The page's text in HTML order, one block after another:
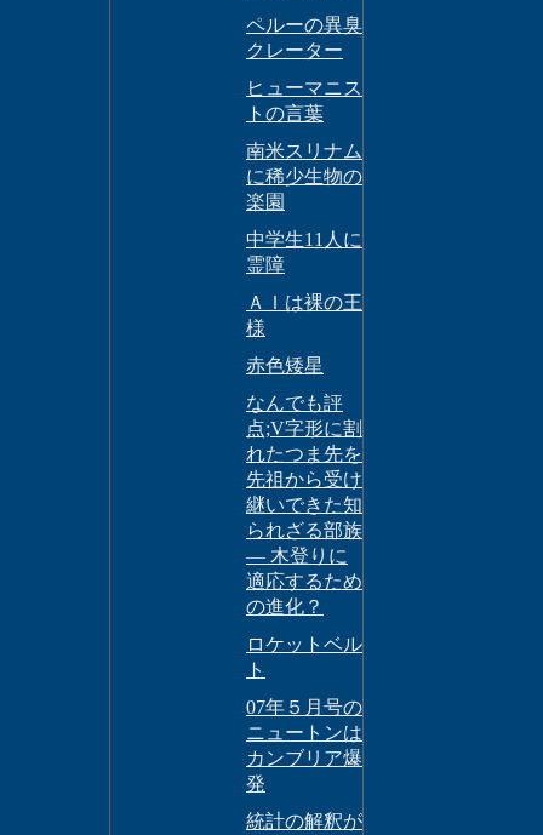
ペルーの異臭
クレーター
ヒューマニス
トの言葉
南米スリナム
に稀少生物の
楽園
中学生11人に
霊障
ＡＩは裸の王
様
赤色矮星
なんでも評
点;V字形に割
れたつま先を
先祖から受け
継いできた知
られざる部族
― 木登りに
適応するため
の進化？
ロケットベル
ト
07年５月号の
ニュートンは
カンブリア爆
発
統計の解釈が